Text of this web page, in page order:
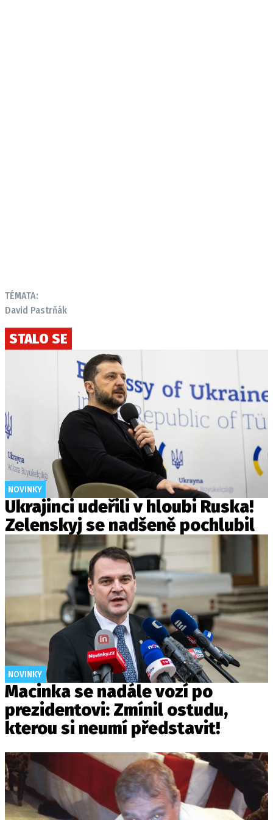
TÉMATA:
David Pastrňák
STALO SE
NOVINKY
Ukrajinci udeřili v hloubi Ruska!
Zelenskyj se nadšeně pochlubil
NOVINKY
Macinka se nadále vozí po
prezidentovi: Zmínil ostudu,
kterou si neumí představit!